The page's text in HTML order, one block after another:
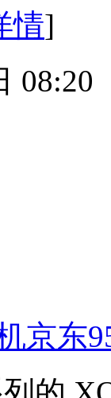
情]
08:20
京东